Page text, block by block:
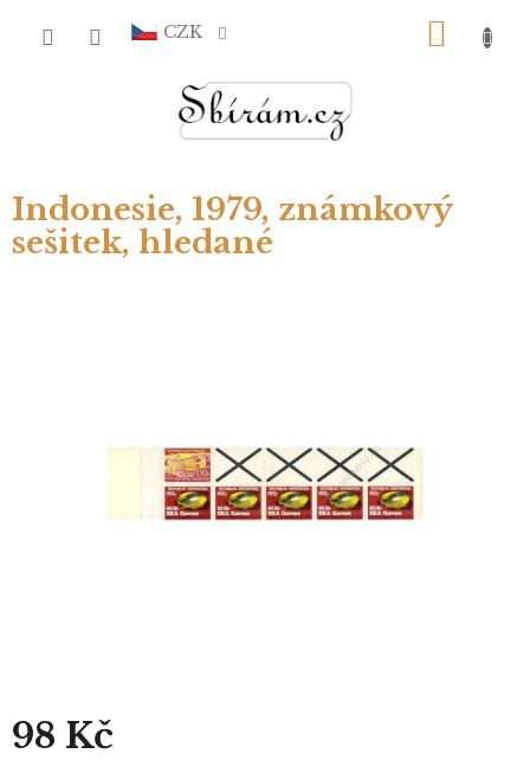
CZK
Indonesie, 1979, známkový
sešitek, hledané
98 Kč